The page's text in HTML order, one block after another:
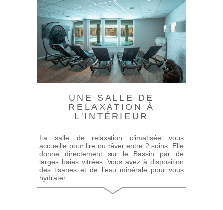
UNE SALLE DE
RELAXATION À
L'INTÉRIEUR
La salle de relaxation climatisée vous
accueille pour lire ou rêver entre 2 soins. Elle
donne directement sur le Bassin par de
larges baies vitrées. Vous avez à disposition
des tisanes et de l’eau minérale pour vous
hydrater.